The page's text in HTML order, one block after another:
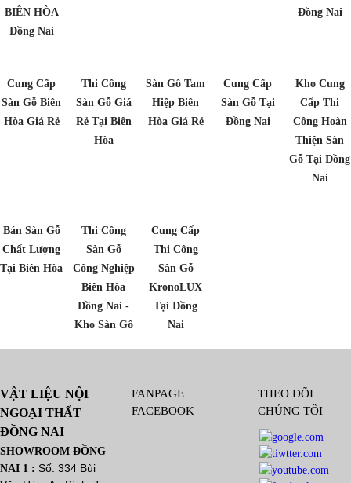
BIÊN HÒA
Đồng Nai
Đồng Nai
Cung Cấp
Sàn Gỗ Biên
Hòa Giá Rẻ
Thi Công
Sàn Gỗ Giá
Rẻ Tại Biên
Hòa
Sàn Gỗ Tam
Hiệp Biên
Hòa Giá Rẻ
Cung Cấp
Sàn Gỗ Tại
Đồng Nai
Kho Cung
Cấp Thi
Công Hoàn
Thiện Sàn
Gỗ Tại Đồng
Nai
Bán Sàn Gỗ
Chất Lượng
Tại Biên Hòa
Thi Công
Sàn Gỗ
Công Nghiệp
Biên Hòa
Đồng Nai -
Kho Sàn Gỗ
Cung Cấp
Thi Công
Sàn Gỗ
KronoLUX
Tại Đồng
Nai
VẬT LIỆU NỘI
NGOẠI THẤT
ĐỒNG NAI
SHOWROOM ĐỒNG
NAI 1 : Số. 334 Bùi
FANPAGE
FACEBOOK
THEO DÕI
CHÚNG TÔI